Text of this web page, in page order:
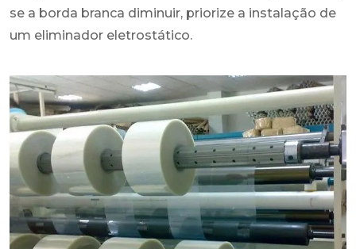
se a borda branca diminuir, priorize a instalação de
um eliminador eletrostático.